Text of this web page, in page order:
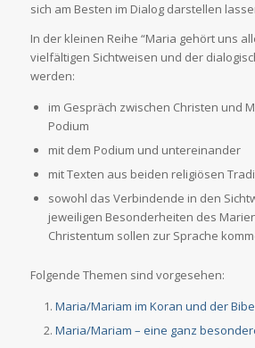
sich am Besten im Dialog darstellen
In der kleinen Reihe “Maria gehört uns
vielfältigen Sichtweisen und der
werden:
im Gespräch zwischen Christen und
Podium
mit dem Podium und untereinander
mit Texten aus beiden religiösen
sowohl das Verbindende in den
jeweiligen Besonderheiten des
Christentum sollen zur Sprache
Folgende Themen sind vorgesehen:
Maria/Mariam im Koran und der
Maria/Mariam – eine ganz